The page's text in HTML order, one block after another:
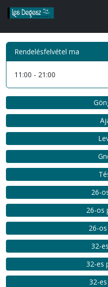
Rendelésfelvétel ma
11:00 - 21:00
26-
26-os
26-
32-
32-es
32-